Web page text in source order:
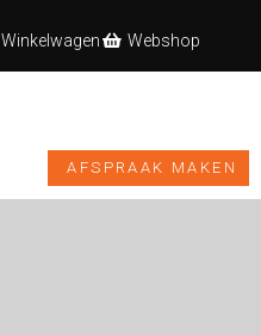
Winkelwagen Webshop
AFSPRAAK MAKEN